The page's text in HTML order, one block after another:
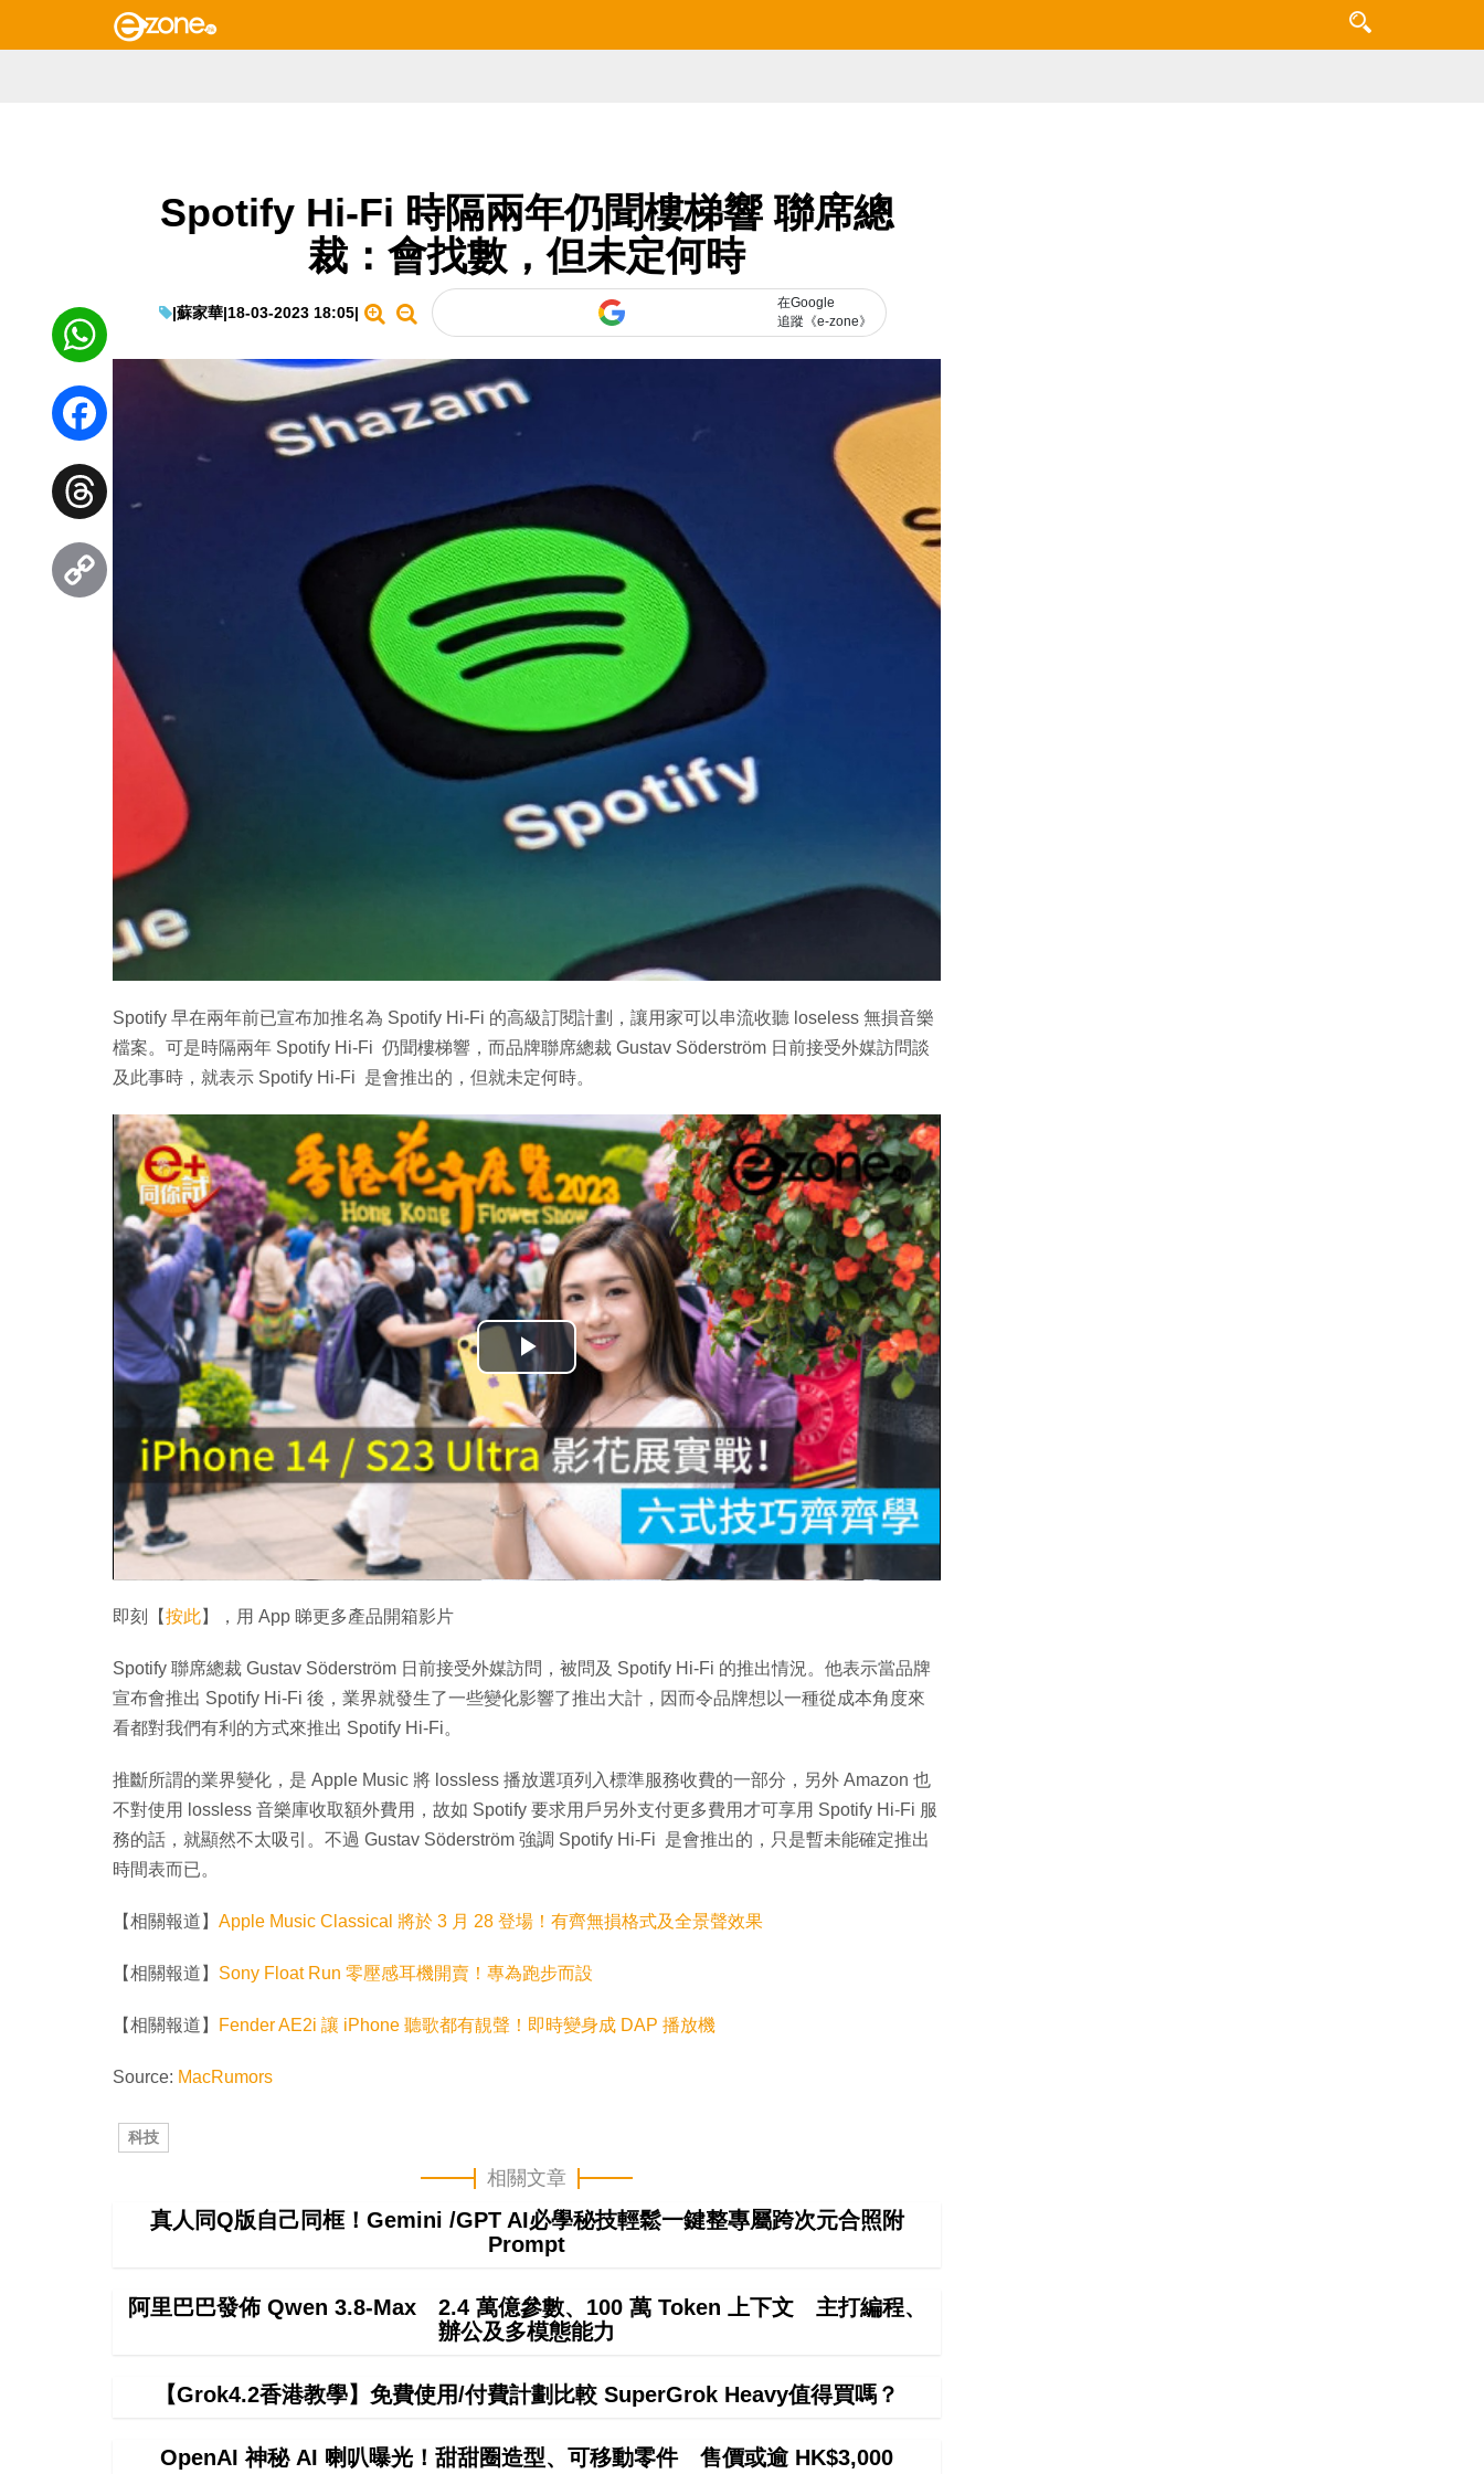
Spotify Hi-Fi 時隔兩年仍聞樓梯響 聯席總
裁：會找數，但未定何時
|蘇家華|18-03-2023 18:05|
在Google
追蹤《e-zone》
Spotify 早在兩年前已宣布加推名為 Spotify Hi-Fi 的高級訂閱計劃，讓用家可以串流收聽 loseless 無損音樂
檔案。可是時隔兩年 Spotify Hi-Fi 仍聞樓梯響，而品牌聯席總裁 Gustav Söderström 日前接受外媒訪問談
及此事時，就表示 Spotify Hi-Fi 是會推出的，但就未定何時。
播
放
影
片
即刻【按此】，用 App 睇更多產品開箱影片
Spotify 聯席總裁 Gustav Söderström 日前接受外媒訪問，被問及 Spotify Hi-Fi 的推出情況。他表示當品牌
宣布會推出 Spotify Hi-Fi 後，業界就發生了一些變化影響了推出大計，因而令品牌想以一種從成本角度來
看都對我們有利的方式來推出 Spotify Hi-Fi。
推斷所謂的業界變化，是 Apple Music 將 lossless 播放選項列入標準服務收費的一部分，另外 Amazon 也
不對使用 lossless 音樂庫收取額外費用，故如 Spotify 要求用戶另外支付更多費用才可享用 Spotify Hi-Fi 服
務的話，就顯然不太吸引。不過 Gustav Söderström 強調 Spotify Hi-Fi 是會推出的，只是暫未能確定推出
時間表而已。
【相關報道】 Apple Music Classical 將於 3 月 28 登場！有齊無損格式及全景聲效果
【相關報道】 Sony Float Run 零壓感耳機開賣！專為跑步而設
【相關報道】 Fender AE2i 讓 iPhone 聽歌都有靚聲！即時變身成 DAP 播放機
Source: MacRumors
科技
相關文章
真人同Q版自己同框！Gemini /GPT AI必學秘技輕鬆一鍵整專屬跨次元合照附
Prompt
阿里巴巴發佈 Qwen 3.8-Max 2.4 萬億參數、100 萬 Token 上下文 主打編程、
辦公及多模態能力
【Grok4.2香港教學】免費使用/付費計劃比較 SuperGrok Heavy值得買嗎？
OpenAI 神秘 AI 喇叭曝光！甜甜圈造型、可移動零件 售價或逾 HK$3,000
WhatsApp
Facebook
Threads
Link